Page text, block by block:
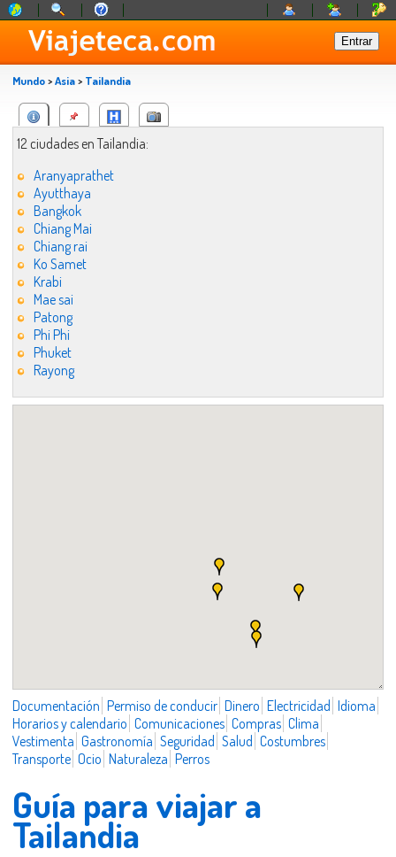
Mundo>Asia> Tailandia
12 ciudades en Tailandia:
Aranyaprathet
Ayutthaya
Bangkok
Chiang Mai
Chiang rai
Ko Samet
Krabi
Mae sai
Patong
Phi Phi
Phuket
Rayong
Documentación Permiso de conducir Dinero Electricidad Idioma
Horarios y calendario Comunicaciones Compras Clima
Vestimenta Gastronomía Seguridad Salud Costumbres
Transporte Ocio Naturaleza Perros
Guía para viajar a
Tailandia